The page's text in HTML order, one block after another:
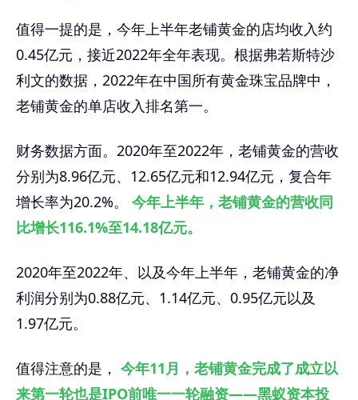
值得一提的是，今年上半年老铺黄金的店均收入约
0.45亿元，接近2022年全年表现。根据弗若斯特沙
利文的数据，2022年在中国所有黄金珠宝品牌中，
老铺黄金的单店收入排名第一。
财务数据方面。2020年至2022年，老铺黄金的营收
分别为8.96亿元、12.65亿元和12.94亿元，复合年
增长率为20.2%。 今年上半年，老铺黄金的营收同
比增长116.1%至14.18亿元。
2020年至2022年、以及今年上半年，老铺黄金的净
利润分别为0.88亿元、1.14亿元、0.95亿元以及
1.97亿元。
值得注意的是， 今年11月，老铺黄金完成了成立以
来第一轮也是IPO前唯一一轮融资——黑蚁资本投